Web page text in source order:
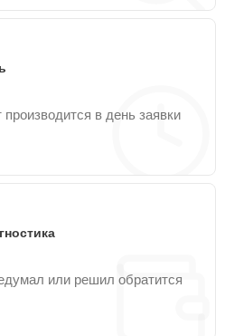
в день заявки
или решил обратится